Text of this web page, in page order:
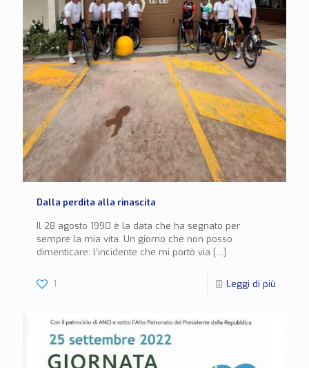
Dalla perdita alla rinascita
Il 28 agosto 1990 è la data che ha segnato per
sempre la mia vita. Un giorno che non posso
dimenticare: l’incidente che mi portò via […]
1 Leggi di più